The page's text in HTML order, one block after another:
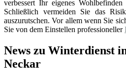
verbessert Ihr eigenes
Schließlich vermeiden Sie das
auszurutschen. Vor allem wenn Sie
Sie von dem Einstellen professioneller
News zu Winterdienst
Neckar